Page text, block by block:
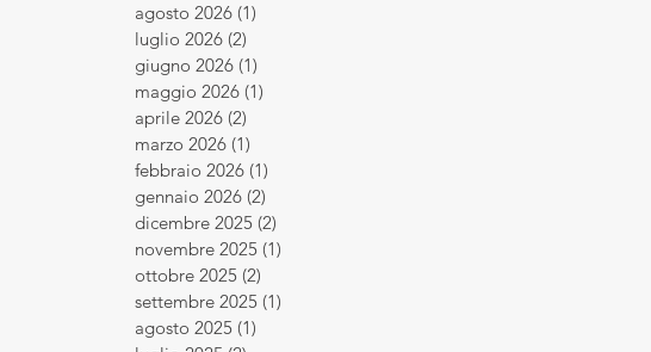
agosto 2026 (1)
luglio 2026 (2)
giugno 2026 (1)
maggio 2026 (1)
aprile 2026 (2)
marzo 2026 (1)
febbraio 2026 (1)
gennaio 2026 (2)
dicembre 2025 (2)
novembre 2025 (1)
ottobre 2025 (2)
settembre 2025 (1)
agosto 2025 (1)